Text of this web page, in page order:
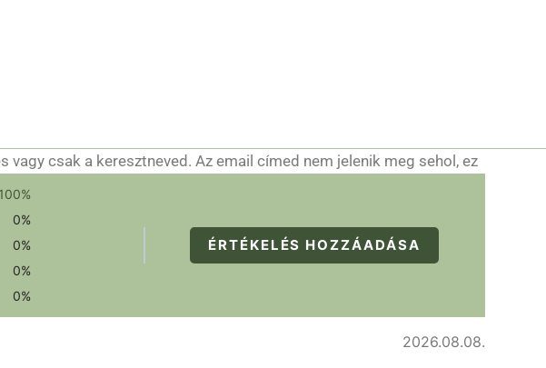
csak a keresztneved. Az email címed nem jelenik meg sehol, ez
100%
0%
0%
0%
0%
ÉRTÉKELÉS HOZZÁADÁSA
2026.08.08.